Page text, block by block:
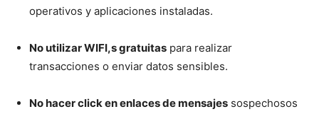
operativos y aplicaciones instaladas.
No utilizar WIFI,s gratuitas para realizar
transacciones o enviar datos sensibles.
No hacer click en enlaces de mensajes sospechosos